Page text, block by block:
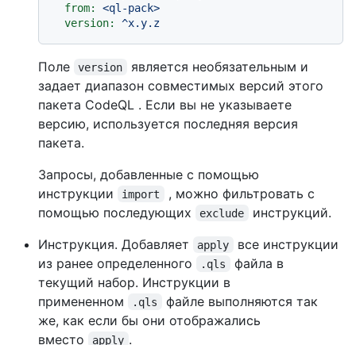
from:
<ql-pack>
version:
^x.y.z
Поле version
является необязательным и
задает диапазон совместимых версий этого
пакета CodeQL . Если вы не указываете
версию, используется последняя версия
пакета.
Запросы, добавленные с помощью
инструкции
import
, можно фильтровать с
помощью последующих
exclude
инструкций.
Инструкция. Добавляет
apply
все инструкции
из ранее определенного
.qls
файла в
текущий набор. Инструкции в
примененном
.qls
файле выполняются так
же, как если бы они отображались
вместо
apply .